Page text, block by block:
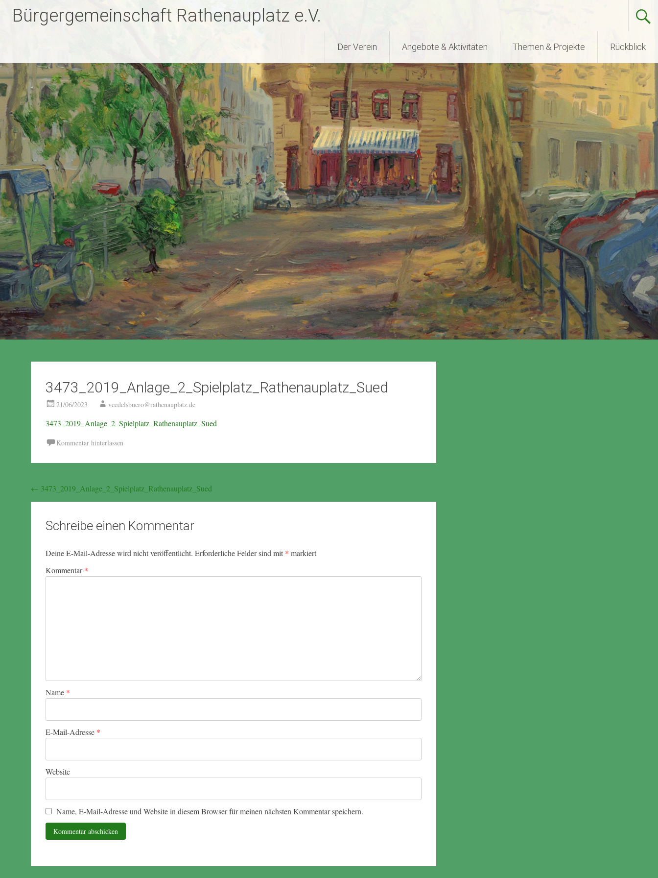
InhaltBürgergemeinschaft Rathenauplatz e.V.
Der Verein Angebote & Aktivitäten Themen & Projekte Rückblick
3473_2019_Anlage_2_Spielplatz_Rathenauplatz_Sued
21/06/2023 veedelsbuero@rathenauplatz.de
3473_2019_Anlage_2_Spielplatz_Rathenauplatz_Sued
Kommentar hinterlassen
Beitragsnavigation
← 3473_2019_Anlage_2_Spielplatz_Rathenauplatz_Sued
Schreibe einen Kommentar
Deine E-Mail-Adresse wird nicht veröffentlicht. Erforderliche Felder sind mit * markiert
Kommentar*
Name *
E-Mail-Adresse *
Website
Name, E-Mail-Adresse und Website in diesem Browser für meinen nächsten Kommentar speichern.